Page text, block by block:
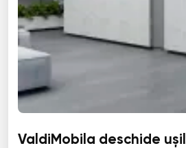
ValdiMobila deschide